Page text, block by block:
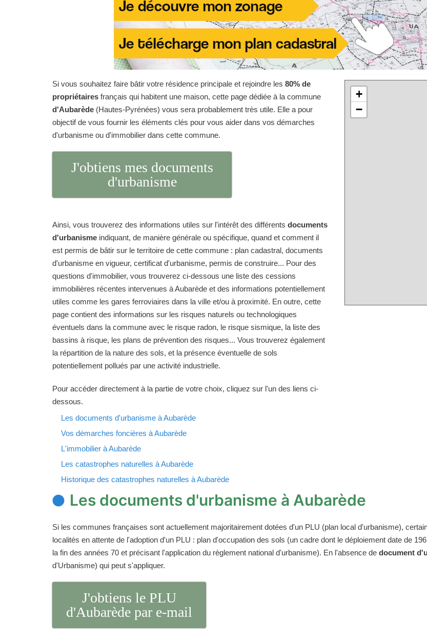
Si vous souhaitez faire bâtir votre résidence principale et rejoindre les 80% de
propriétaires français qui habitent une maison, cette page dédiée à la commune
d'Aubarède (Hautes-Pyrénées) vous sera probablement très utile. Elle a pour
objectif de vous fournir les éléments clés pour vous aider dans vos démarches
d'urbanisme ou d'immobilier dans cette commune.
J'obtiens mes documents
d'urbanisme
Ainsi, vous trouverez des informations utiles sur l'intérêt des différents documents
d'urbanisme indiquant, de manière générale ou spécifique, quand et comment il
est permis de bâtir sur le territoire de cette commune : plan cadastral, documents
d'urbanisme en vigueur, certificat d'urbanisme, permis de construire... Pour des
questions d'immobilier, vous trouverez ci-dessous une liste des cessions
immobilières récentes intervenues à Aubarède et des informations potentiellement
utiles comme les gares ferroviaires dans la ville et/ou à proximité. En outre, cette
page contient des informations sur les risques naturels ou technologiques
éventuels dans la commune avec le risque radon, le risque sismique, la liste des
bassins à risque, les plans de prévention des risques... Vous trouverez également
la répartition de la nature des sols, et la présence éventuelle de sols
potentiellement pollués par une activité industrielle.
Pour accéder directement à la partie de votre choix, cliquez sur l'un des liens ci-
dessous.
Les documents d'urbanisme à Aubarède
Vos démarches foncières à Aubarède
L'immobilier à Aubarède
Les catastrophes naturelles à Aubarède
Historique des catastrophes naturelles à Aubarède
+
−
Les documents d'urbanisme à Aubarède
Si les communes françaises sont actuellement majoritairement dotées d'un PLU (plan local d'urbanisme),
localités en attente de l'adoption d'un PLU : plan d'occupation des sols (un cadre dont le déploiement date de
la fin des années 70 et précisant l'application du règlement national d'urbanisme). En l'absence de document
d'Urbanisme) qui peut s'appliquer.
J'obtiens le PLU
d'Aubarède par e-mail